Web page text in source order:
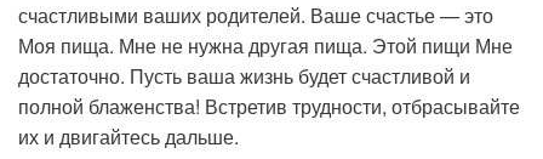
счастливыми ваших родителей. Ваше счастье — это
Моя пища. Мне не нужна другая пища. Этой пищи Мне
достаточно. Пусть ваша жизнь будет счастливой и
полной блаженства! Встретив трудности, отбрасывайте
их и двигайтесь дальше.